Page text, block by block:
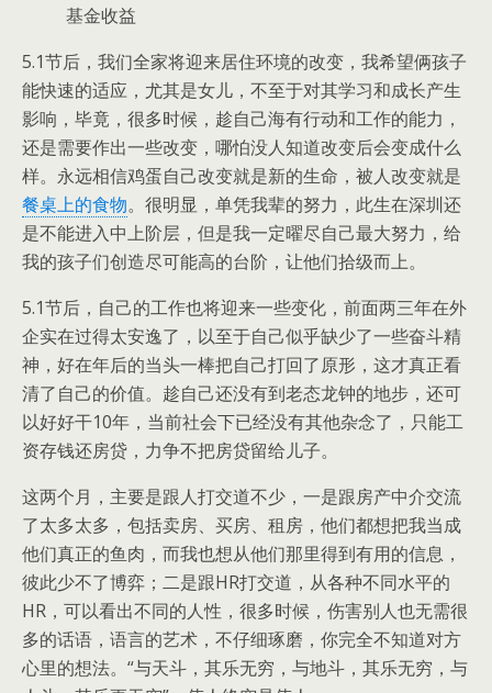
基金收益
5.1节后，我们全家将迎来居住环境的改变，我希望俩孩子
能快速的适应，尤其是女儿，不至于对其学习和成长产生
影响，毕竟，很多时候，趁自己海有行动和工作的能力，
还是需要作出一些改变，哪怕没人知道改变后会变成什么
样。永远相信鸡蛋自己改变就是新的生命，被人改变就是
餐桌上的食物。很明显，单凭我辈的努力，此生在深圳还
是不能进入中上阶层，但是我一定曜尽自己最大努力，给
我的孩子们创造尽可能高的台阶，让他们拾级而上。
5.1节后，自己的工作也将迎来一些变化，前面两三年在外
企实在过得太安逸了，以至于自己似乎缺少了一些奋斗精
神，好在年后的当头一棒把自己打回了原形，这才真正看
清了自己的价值。趁自己还没有到老态龙钟的地步，还可
以好好干10年，当前社会下已经没有其他杂念了，只能工
资存钱还房贷，力争不把房贷留给儿子。
这两个月，主要是跟人打交道不少，一是跟房产中介交流
了太多太多，包括卖房、买房、租房，他们都想把我当成
他们真正的鱼肉，而我也想从他们那里得到有用的信息，
彼此少不了博弈；二是跟HR打交道，从各种不同水平的
HR，可以看出不同的人性，很多时候，伤害别人也无需很
多的话语，语言的艺术，不仔细琢磨，你完全不知道对方
心里的想法。“与天斗，其乐无穷，与地斗，其乐无穷，与